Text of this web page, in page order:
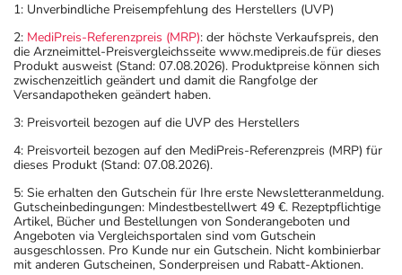
1: Unverbindliche Preisempfehlung des Herstellers (UVP)
2: MediPreis-Referenzpreis (MRP): der höchste Verkaufspreis, den
die Arzneimittel-Preisvergleichsseite www.medipreis.de für dieses
Produkt ausweist (Stand: 07.08.2026). Produktpreise können sich
zwischenzeitlich geändert und damit die Rangfolge der
Versandapotheken geändert haben.
3: Preisvorteil bezogen auf die UVP des Herstellers
4: Preisvorteil bezogen auf den MediPreis-Referenzpreis (MRP) für
dieses Produkt (Stand: 07.08.2026).
5: Sie erhalten den Gutschein für Ihre erste Newsletteranmeldung.
Gutscheinbedingungen: Mindestbestellwert 49 €. Rezeptpflichtige
Artikel, Bücher und Bestellungen von Sonderangeboten und
Angeboten via Vergleichsportalen sind vom Gutschein
ausgeschlossen. Pro Kunde nur ein Gutschein. Nicht kombinierbar
mit anderen Gutscheinen, Sonderpreisen und Rabatt-Aktionen.